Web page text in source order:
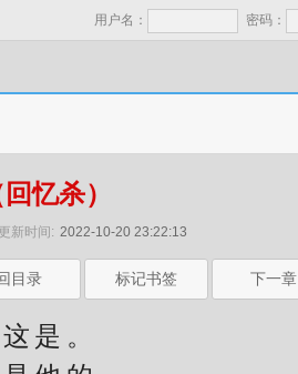
用户名： 密码：
忆杀）
更新时间: 2022-10-20 23:22:13
目录 标记书签 下一章
。